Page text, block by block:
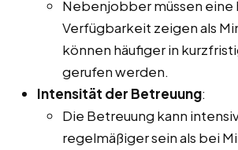
Nebenjobber müssen eine
Verfügbarkeit zeigen als
können häufiger in
gerufen werden.
Intensität der Betreuung:
Die Betreuung kann
regelmäßiger sein als bei